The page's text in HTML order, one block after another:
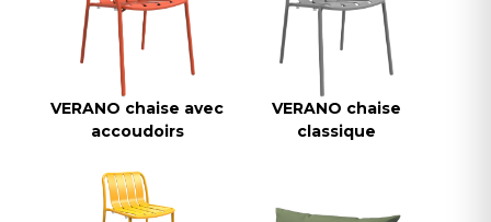
VERANO chaise avec
accoudoirs
VERANO chaise
classique